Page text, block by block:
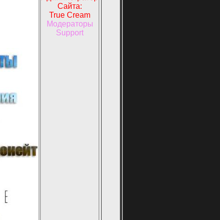
Сайта:
True Cream
Модераторы
Support